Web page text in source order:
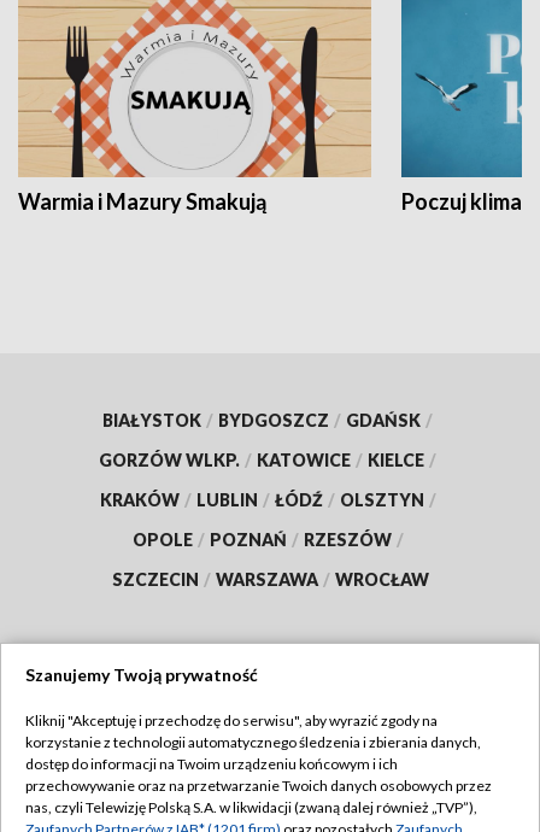
Warmia i Mazury Smakują Poczuj klimat
BIAŁYSTOK / BYDGOSZCZ / GDAŃSK /
GORZÓW WLKP. / KATOWICE / KIELCE /
KRAKÓW / LUBLIN / ŁÓDŹ / OLSZTYN /
OPOLE / POZNAŃ / RZESZÓW /
SZCZECIN / WARSZAWA / WROCŁAW
TVP
Abonament TVP
Emisja w TVP
Regulamin TVP
Szanujemy Twoją prywatność
Kliknij "Akceptuję i przechodzę do serwisu", aby wyrazić zgody na
korzystanie z technologii automatycznego śledzenia i zbierania danych,
dostęp do informacji na Twoim urządzeniu końcowym i ich
przechowywanie oraz na przetwarzanie Twoich danych osobowych przez
nas, czyli Telewizję Polską S.A. w likwidacji (zwaną dalej również „TVP”),